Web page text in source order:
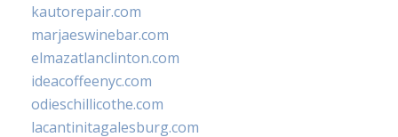
kautorepair.com
marjaeswinebar.com
elmazatlanclinton.com
ideacoffeenyc.com
odieschillicothe.com
lacantinitagalesburg.com